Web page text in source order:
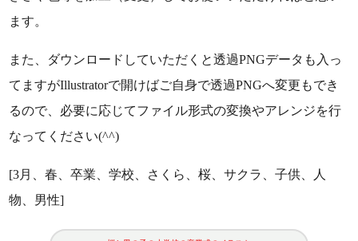
ます。
また、ダウンロードしていただくと透過PNGデータも入っ
てますがIllustratorで開けばご自身で透過PNGへ変更もでき
るので、必要に応じてファイル形式の変換やアレンジを行
なってください(^^)
[3月、春、卒業、学校、さくら、桜、サクラ、子供、人
物、男性]